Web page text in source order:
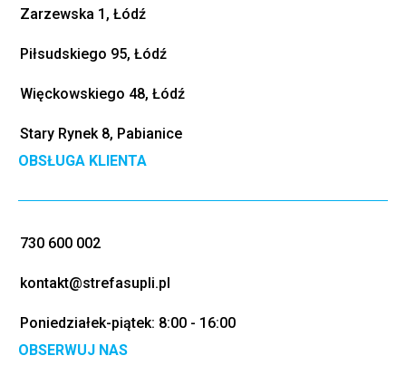
Zarzewska 1, Łódź
Piłsudskiego 95, Łódź
Więckowskiego 48, Łódź
Stary Rynek 8, Pabianice
OBSŁUGA KLIENTA
730 600 002
kontakt@strefasupli.pl
Poniedziałek-piątek: 8:00 - 16:00
OBSERWUJ NAS